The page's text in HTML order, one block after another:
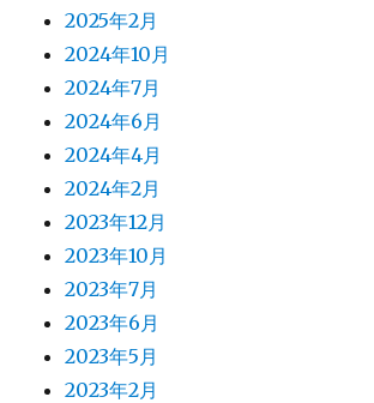
2025年2月
2024年10月
2024年7月
2024年6月
2024年4月
2024年2月
2023年12月
2023年10月
2023年7月
2023年6月
2023年5月
2023年2月